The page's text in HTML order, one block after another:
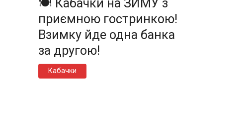
приємною гостринкою!
Взимку йде одна банка
за другою!
Кабачки